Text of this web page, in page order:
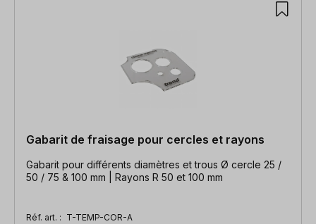
Gabarit de fraisage pour cercles et rayons
Gabarit pour différents diamètres et trous Ø cercle 25 /
50 / 75 & 100 mm | Rayons R 50 et 100 mm
Réf. art. : T-TEMP-COR-A